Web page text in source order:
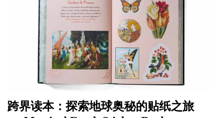
跨界读本：探索地球奥秘的贴纸之旅